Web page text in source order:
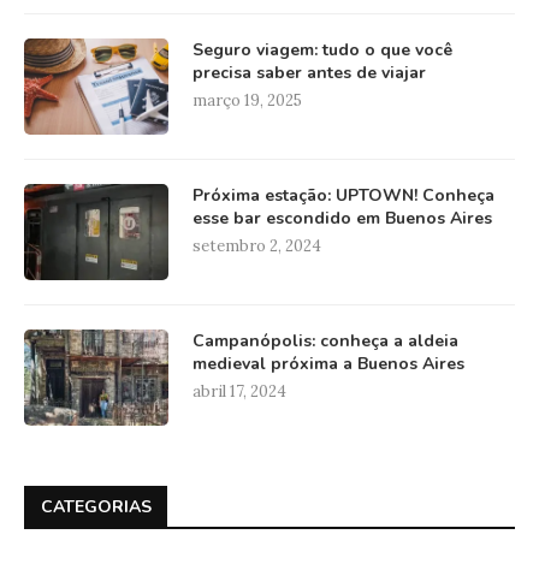
Seguro viagem: tudo o que você
precisa saber antes de viajar
março 19, 2025
Próxima estação: UPTOWN! Conheça
esse bar escondido em Buenos Aires
setembro 2, 2024
Campanópolis: conheça a aldeia
medieval próxima a Buenos Aires
abril 17, 2024
CATEGORIAS